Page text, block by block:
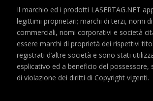
Il marchio ed i prodotti LASERTAG.NET
legittimi proprietari; marchi di terzi, nomi
commerciali, nomi corporativi e società
essere marchi di proprietà dei rispettivi
registrati d’altre società e sono stati
esplicativo ed a beneficio del possessore,
di violazione dei diritti di Copyright vigenti.